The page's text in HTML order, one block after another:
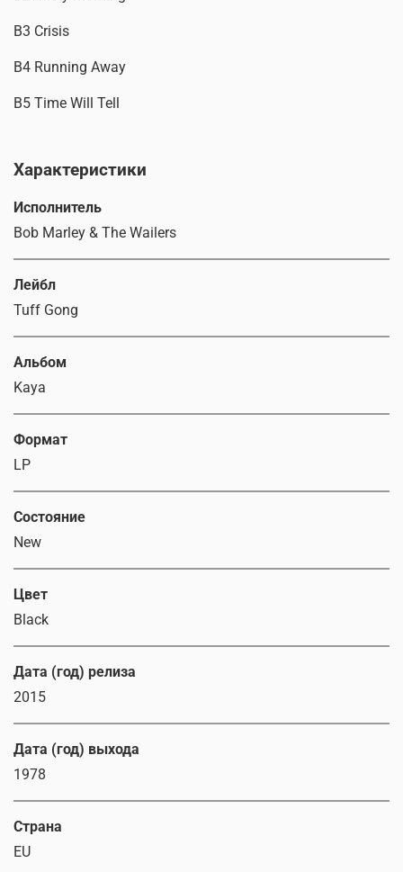
B3 Crisis
B4 Running Away
B5 Time Will Tell
Характеристики
Исполнитель
Bob Marley & The Wailers
Лейбл
Tuff Gong
Альбом
Kaya
Формат
LP
Состояние
New
Цвет
Black
Дата (год) релиза
2015
Дата (год) выхода
1978
Страна
EU